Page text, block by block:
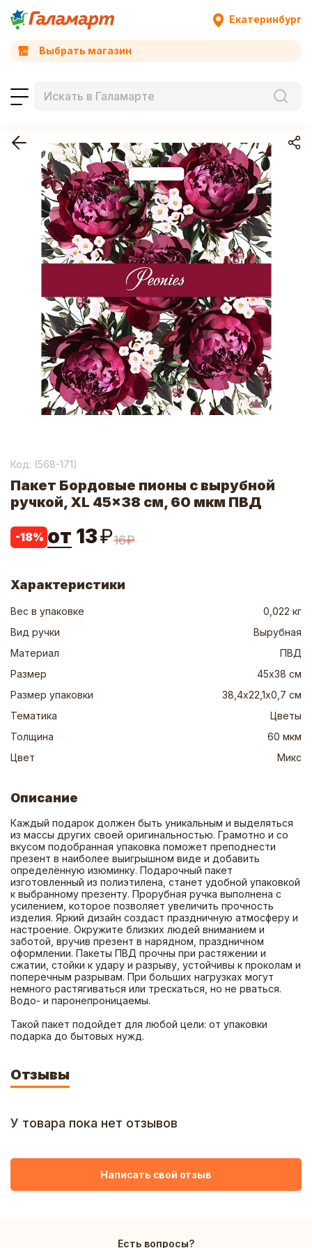
Екатеринбург
Выбрать магазин
Код: (568-171)
Пакет Бордовые пионы с вырубной
ручкой, XL 45x38 см, 60 мкм ПВД
-18% от 13₽16₽
Характеристики
Вес в упаковке
0,022 кг
Вид ручки
Вырубная
Материал
ПВД
Размер
45х38 см
Размер упаковки
38,4х22,1х0,7 см
Тематика
Цветы
Толщина
60 мкм
Цвет
Микс
Описание
Каждый подарок должен быть уникальным и выделяться
из массы других своей оригинальностью. Грамотно и со
вкусом подобранная упаковка поможет преподнести
презент в наиболее выигрышном виде и добавить
определённую изюминку. Подарочный пакет
изготовленный из полиэтилена, станет удобной упаковкой
к выбранному презенту. Прорубная ручка выполнена с
усилением, которое позволяет увеличить прочность
изделия. Яркий дизайн создаст праздничную атмосферу и
настроение. Окружите близких людей вниманием и
заботой, вручив презент в нарядном, праздничном
оформлении. Пакеты ПВД прочны при растяжении и
сжатии, стойки к удару и разрыву, устойчивы к проколам и
поперечным разрывам. При больших нагрузках могут
немного растягиваться или трескаться, но не рваться.
Такой пакет подойдет для любой цели: от упаковки
подарка до бытовых нужд.
Отзывы
У товара пока нет отзывов
Написать свой отзыв
Есть вопросы?